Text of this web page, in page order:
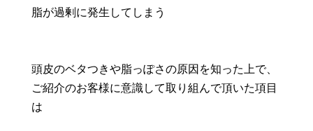
脂が過剰に発生してしまう
頭皮のベタつきや脂っぽさの原因を知った上で、
ご紹介のお客様に意識して取り組んで頂いた項目
は